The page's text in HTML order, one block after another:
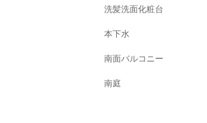
洗髪洗面化粧台
本下水
南面バルコニー
南庭